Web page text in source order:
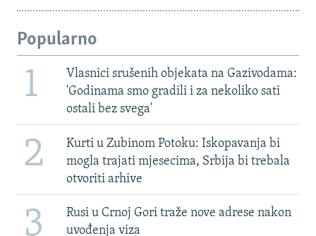
Popularno
1
Vlasnici srušenih objekata na Gazivodama:
'Godinama smo gradili i za nekoliko sati
ostali bez svega'
2
Kurti u Zubinom Potoku: Iskopavanja bi
mogla trajati mjesecima, Srbija bi trebala
otvoriti arhive
3
Rusi u Crnoj Gori traže nove adrese nakon
uvođenja viza